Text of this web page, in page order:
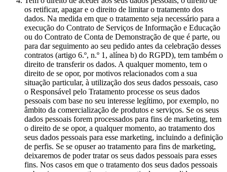
os retificar, apagar e o direito de limitar o tratamento dos
dados. Na medida em que o tratamento seja necessário para a
execução do Contrato de Serviços de Informação e Educação
ou do Contrato de Conta de Demonstração de que é parte, ou
para dar seguimento ao seu pedido antes da celebração desses
contratos (artigo 6.º, n.º 1, alínea b) do RGPD), tem também o
direito de transferir os dados. A qualquer momento, tem o
direito de se opor, por motivos relacionados com a sua
situação particular, à utilização dos seus dados pessoais, caso
o Responsável pelo Tratamento processe os seus dados
pessoais com base no seu interesse legítimo, por exemplo, no
âmbito da comercialização de produtos e serviços. Se os seus
dados pessoais forem processados para fins de marketing, tem
o direito de se opor, a qualquer momento, ao tratamento dos
seus dados pessoais para esse marketing, incluindo a definição
de perfis. Se se opuser ao tratamento para fins de marketing,
deixaremos de poder tratar os seus dados pessoais para esses
fins. Nos casos em que o tratamento dos seus dados pessoais